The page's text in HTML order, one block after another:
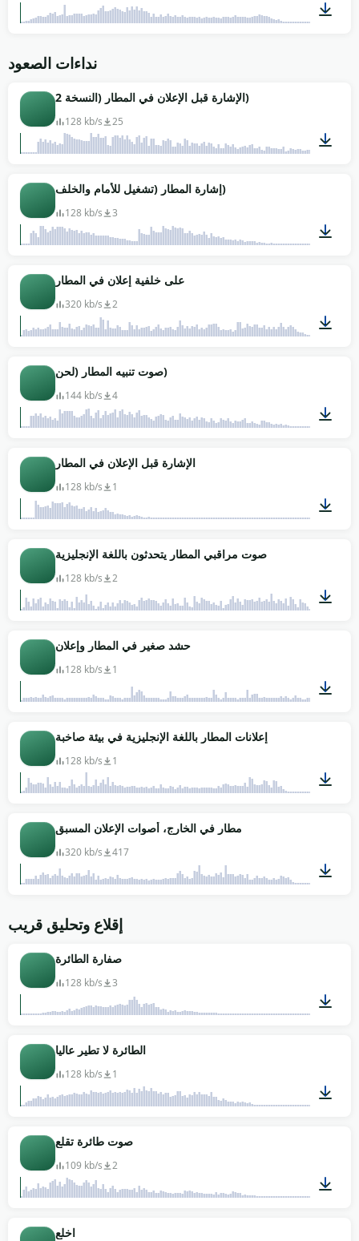
نداءات الصعود
الإشارة قبل الإعلان في المطار (النسخة 2)
128 kb/s 25
إشارة المطار (تشغيل للأمام والخلف)
128 kb/s 3
على خلفية إعلان في المطار
320 kb/s 2
صوت تنبيه المطار (لحن)
144 kb/s 4
الإشارة قبل الإعلان في المطار
128 kb/s 1
صوت مراقبي المطار يتحدثون باللغة الإنجليزية
128 kb/s 2
حشد صغير في المطار وإعلان
128 kb/s 1
إعلانات المطار باللغة الإنجليزية في بيئة صاخبة
128 kb/s 1
مطار في الخارج، أصوات الإعلان المسبق
320 kb/s 417
إقلاع وتحليق قريب
صفارة الطائرة
128 kb/s 3
الطائرة لا تطير عاليا
128 kb/s 1
صوت طائرة تقلع
109 kb/s 2
اخلع